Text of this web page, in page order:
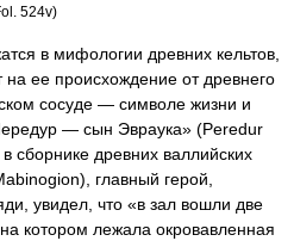
524v)
в мифологии древних кельтов,
на ее происхождение от древнего
сосуде — символе жизни и
— сын Эвраука» (Peredur
сборнике древних валлийских
главный герой,
увидел, что «в зал вошли две
котором лежала окровавленная